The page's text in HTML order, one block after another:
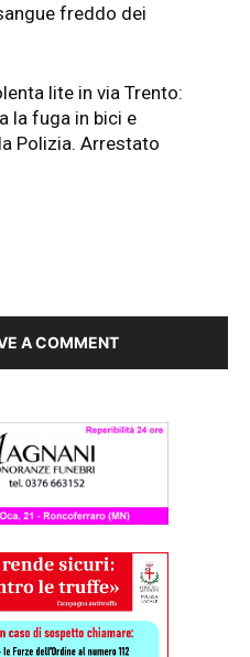
freddo dei
lite in via Trento:
la fuga in bici e
Polizia. Arrestato
A COMMENT